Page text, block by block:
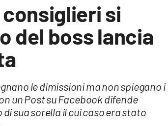
si
del boss lancia
le dimissioni ma non spiegano i
un Post su Facebook difende
sua sorella il cui caso era stato